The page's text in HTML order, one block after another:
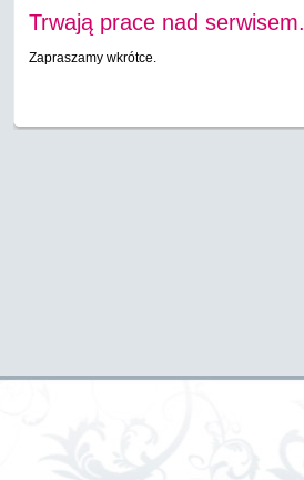
Trwają prace nad serwisem.
Zapraszamy wkrótce.